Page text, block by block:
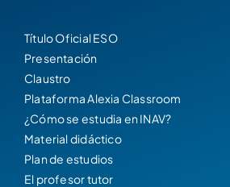
Título Oficial ESO
Presentación
Claustro
Plataforma Alexia Classroom
¿Cómo se estudia en INAV?
Material didáctico
Plan de estudios
El profesor tutor